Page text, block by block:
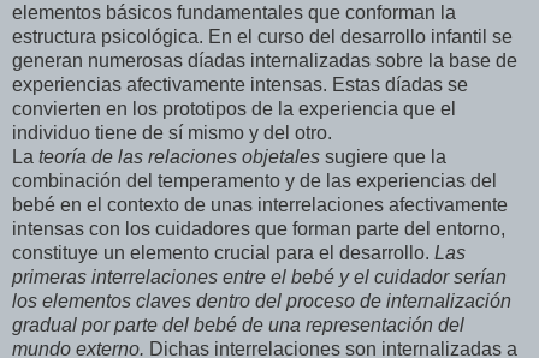
elementos básicos fundamentales que conforman la
estructura psicológica. En el curso del desarrollo infantil se
generan numerosas díadas internalizadas sobre la base de
experiencias afectivamente intensas. Estas díadas se
convierten en los prototipos de la experiencia que el
individuo tiene de sí mismo y del otro.
La teoría de las relaciones objetales sugiere que la
combinación del temperamento y de las experiencias del
bebé en el contexto de unas interrelaciones afectivamente
intensas con los cuidadores que forman parte del entorno,
constituye un elemento crucial para el desarrollo. Las
primeras interrelaciones entre el bebé y el cuidador serían
los elementos claves dentro del proceso de internalización
gradual por parte del bebé de una representación del
mundo externo. Dichas interrelaciones son internalizadas a